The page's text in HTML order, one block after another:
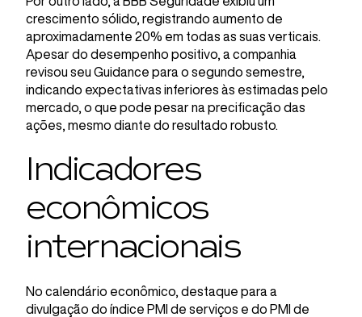
crescimento sólido, registrando aumento de
aproximadamente 20% em todas as suas verticais.
Apesar do desempenho positivo, a companhia
revisou seu Guidance para o segundo semestre,
indicando expectativas inferiores às estimadas pelo
mercado, o que pode pesar na precificação das
ações, mesmo diante do resultado robusto.
Indicadores
econômicos
internacionais
No calendário econômico, destaque para a
divulgação do índice PMI de serviços e do PMI de